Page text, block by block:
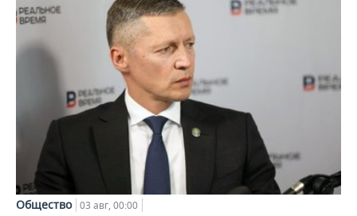
Общество 03 авг, 00:00